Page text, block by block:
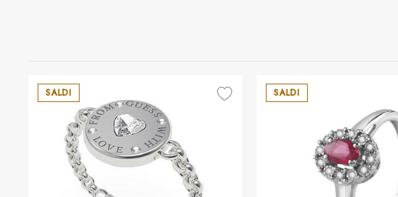
SALDI SALDI